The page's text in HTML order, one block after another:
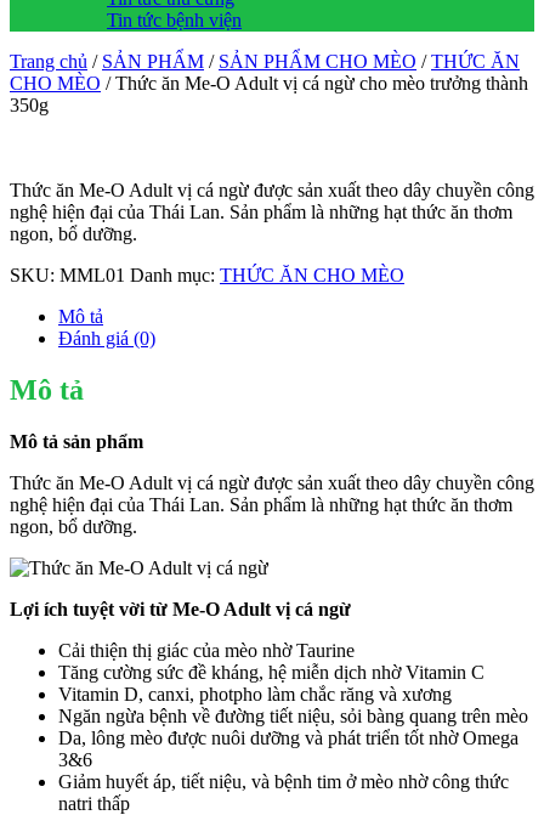
Tin tức bệnh viện
Trang chủ / SẢN PHẨM / SẢN PHẨM CHO MÈO /THỨC ĂN
CHO MÈO / Thức ăn Me-O Adult vị cá ngừ cho mèo trưởng thành
350g
Thức ăn Me-O Adult vị cá ngừ được sản xuất theo dây chuyền công
nghệ hiện đại của Thái Lan. Sản phẩm là những hạt thức ăn thơm
ngon, bổ dưỡng.
SKU: MML01 Danh mục: THỨC ĂN CHO MÈO
Mô tả
Đánh giá (0)
Mô tả
Mô tả sản phẩm
Thức ăn Me-O Adult vị cá ngừ được sản xuất theo dây chuyền công
nghệ hiện đại của Thái Lan. Sản phẩm là những hạt thức ăn thơm
ngon, bổ dưỡng.
Lợi ích tuyệt vời từ Me-O Adult vị cá ngừ
Cải thiện thị giác của mèo nhờ Taurine
Tăng cường sức đề kháng, hệ miễn dịch nhờ Vitamin C
Vitamin D, canxi, photpho làm chắc răng và xương
Ngăn ngừa bệnh về đường tiết niệu, sỏi bàng quang trên mèo
Da, lông mèo được nuôi dưỡng và phát triển tốt nhờ Omega
3&6
Giảm huyết áp, tiết niệu, và bệnh tim ở mèo nhờ công thức
natri thấp